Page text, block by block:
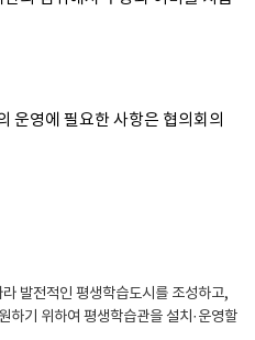
운영에 필요한 사항은 협의회의
발전적인 평생학습도시를 조성하고,
하기 위하여 평생학습관을 설치·운영할